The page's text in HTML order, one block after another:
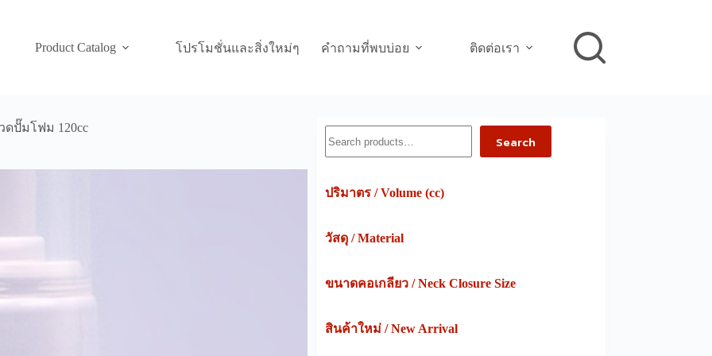
Product Catalog โปรโมชั่นและสิ่งใหม่ๆ คำถามที่พบบ่อย ติดต่อเรา
ดปั๊มโฟม 120cc
Search
ปริมาตร / Volume (cc)
วัสดุ / Material
ขนาดคอเกลียว / Neck Closure Size
สินค้าใหม่ / New Arrival